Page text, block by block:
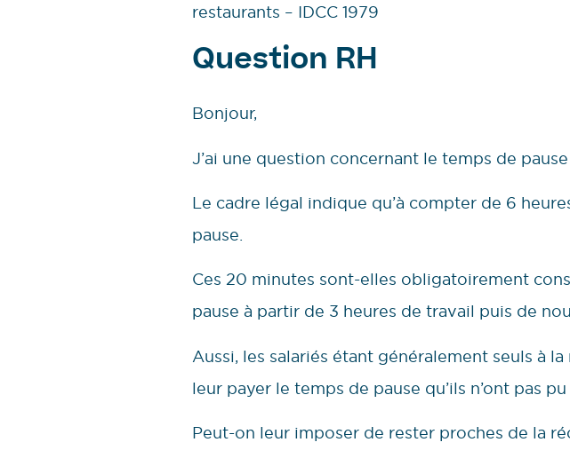
restaurants – IDCC 1979
Question RH
Bonjour,
J’ai une question concernant le temps de
Le cadre légal indique qu’à compter de 6
pause.
Ces 20 minutes sont-elles obligatoirement
pause à partir de 3 heures de travail puis de
Aussi, les salariés étant généralement seuls à
leur payer le temps de pause qu’ils n’ont pas
Peut-on leur imposer de rester proches de la